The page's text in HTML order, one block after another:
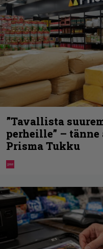
”Tavallista
perheille” – tänne
Prisma Tukku